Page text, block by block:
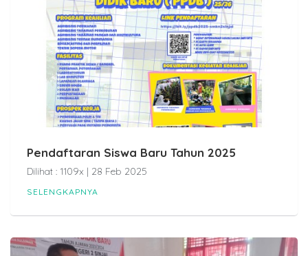
Pendaftaran Siswa Baru Tahun 2025
Dilihat : 1109x | 28 Feb 2025
SELENGKAPNYA